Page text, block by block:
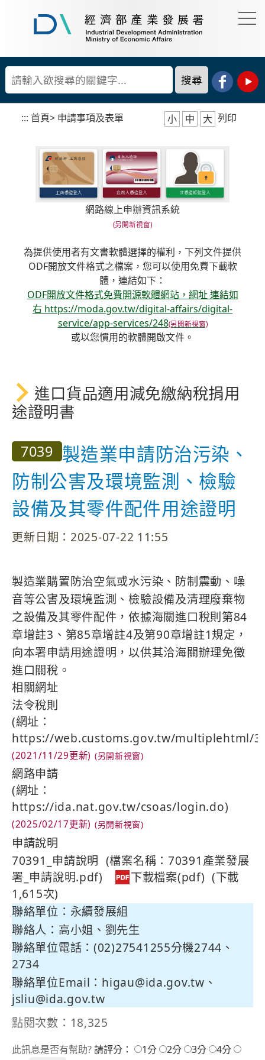
到
主
要
內
容
塊
濟
部
業
發
::: 首頁> 申請事項及表單 小 中 大 列印
網路線上申辦資訊系統
為提供使用者有文書軟體選擇的權利，下列文件提供
ODF開放文件格式之檔案，您可以使用免費下載軟
體，連結如下：
ODF開放文件格式免費開源軟體網站，網址 連結如
右 https://moda.gov.tw/digital-affairs/digital-
service/app-services/248
或以您慣用的軟體開啟文件。
進口貨品適用減免繳納稅捐用
途證明書
7039 製造業申請防治污染、
防制公害及環境監測、檢驗
設備及其零件配件用途證明
更新日期：2025-07-22 11:55
製造業購置防治空氣或水污染、防制震動、噪
音等公害及環境監測、檢驗設備及清理廢棄物
之設備及其零件配件，依據海關進口稅則第84
章增註3、第85章增註4及第90章增註1規定，
向本署申請用途證明，以供其洽海關辦理免徵
進口關稅。
相關網址
法令稅則
(網址：
https://web.customs.gov.tw/multiplehtml/
(2021/11/29更新)
網路申請
(網址：
https://ida.nat.gov.tw/csoas/login.do)
(2025/02/17更新)
申請說明
70391_申請說明 (檔案名稱：70391產業發展
署_申請說明.pdf)
(下載
1,615次)
聯絡單位：永續發展組
聯絡人：高小姐、劉先生
聯絡單位電話：(02)27541255分機2744、
2734
聯絡單位Email： higau@ida.gov.tw、
jsliu@ida.gov.tw
點閱次數：18,325
此訊息是否有幫助?請評分： 1分 2分 3分
4分